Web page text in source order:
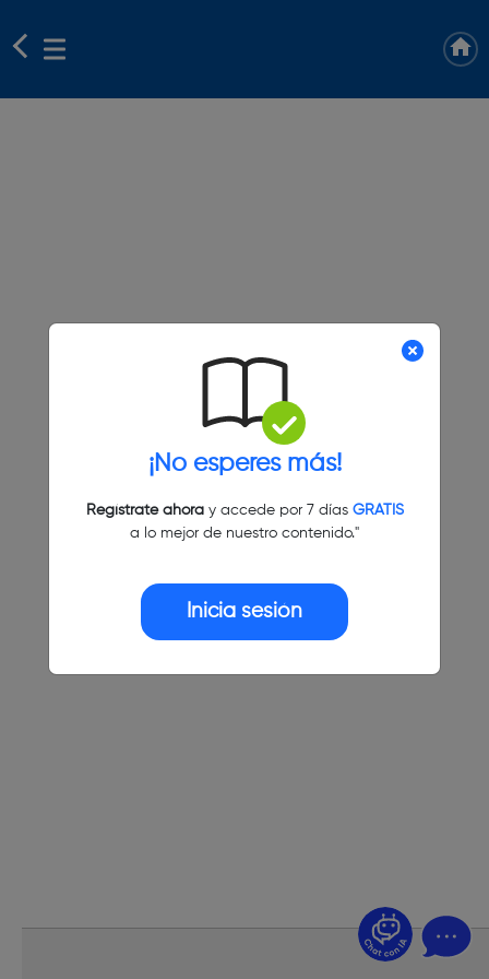
¡No esperes más!
Regístrate ahoray accede por 7 días GRATIS
a lo mejor de nuestro contenido."
Inicia sesión